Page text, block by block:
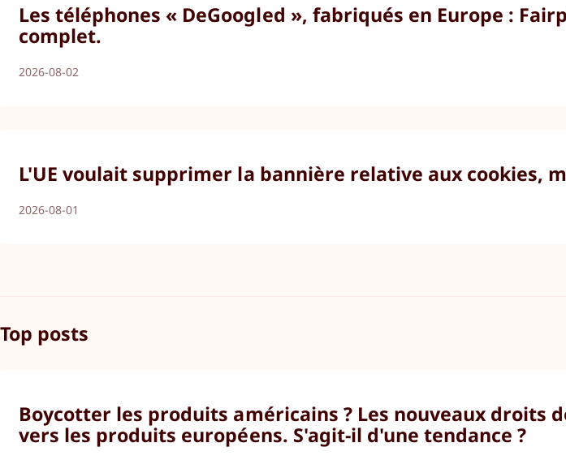
Les téléphones « DeGoogled », fabriqués en Europe :
complet.
2026-08-02
L'UE voulait supprimer la bannière relative aux cookies,
2026-08-01
Top posts
Boycotter les produits américains ? Les nouveaux droits
vers les produits européens. S'agit-il d'une tendance ?